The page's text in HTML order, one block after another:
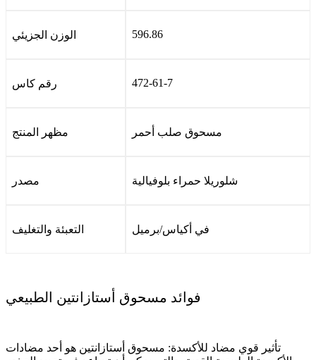
الوزن الجزيئي 596.86
رقم كاس 472-61-7
مظهر المنتج مسحوق صلب أحمر
مصدر شلوريلا حمراء بلوفيالية
التعبئة والتغليف في أكياس/برميل
فوائد مسحوق أستازانتين الطبيعي
تأثير قوي مضاد للأكسدة: مسحوق أستازانتين هو أحد مضادات